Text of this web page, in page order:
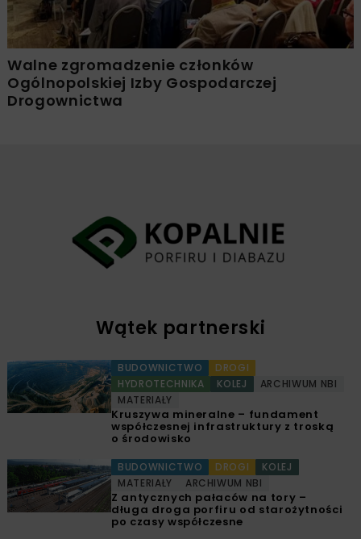
Walne zgromadzenie członków
Ogólnopolskiej Izby Gospodarczej
Drogownictwa
Wątek partnerski
BUDOWNICTWO
DROGI
HYDROTECHNIKA
KOLEJ
ARCHIWUM NBI
MATERIAŁY
Kruszywa mineralne – fundament
współczesnej infrastruktury z troską
o środowisko
BUDOWNICTWO DROGI
KOLEJ
MATERIAŁY
ARCHIWUM NBI
Z antycznych pałaców na tory –
długa droga porfiru od starożytności
po czasy współczesne